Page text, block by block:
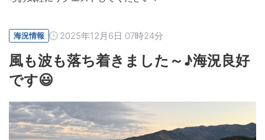
海況情報 2025年12月6日 07時24分
風も波も落ち着きました～♪海況良好
です😃